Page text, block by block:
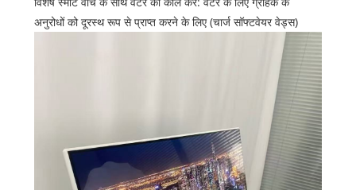
अनुरोधों को दूरस्थ रूप से प्राप्त करने के लिए (चार्ज सॉफ्टवेयर वेड्स)